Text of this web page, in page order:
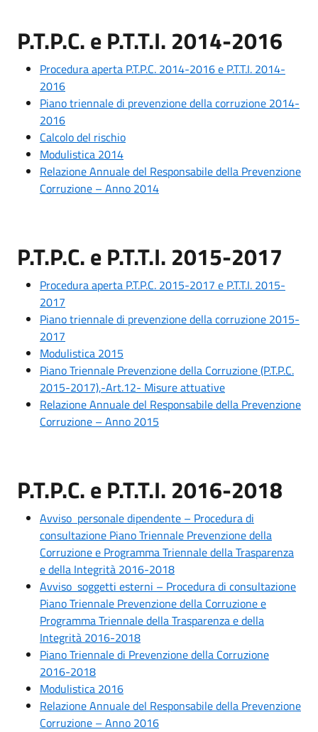
P.T.P.C. e P.T.T.I. 2014-2016
Procedura aperta P.T.P.C. 2014-2016 e P.T.T.I. 2014-
2016
Piano triennale di prevenzione della corruzione 2014-
2016
Calcolo del rischio
Modulistica 2014
Relazione Annuale del Responsabile della Prevenzione
Corruzione – Anno 2014
P.T.P.C. e P.T.T.I. 2015-2017
Procedura aperta P.T.P.C. 2015-2017 e P.T.T.I. 2015-
2017
Piano triennale di prevenzione della corruzione 2015-
2017
Modulistica 2015
Piano Triennale Prevenzione della Corruzione (P.T.P.C.
2015-2017),-Art.12- Misure attuative
Relazione Annuale del Responsabile della Prevenzione
Corruzione – Anno 2015
P.T.P.C. e P.T.T.I. 2016-2018
Avviso personale dipendente – Procedura di
consultazione Piano Triennale Prevenzione della
Corruzione e Programma Triennale della Trasparenza
e della Integrità 2016-2018
Avviso soggetti esterni – Procedura di consultazione
Piano Triennale Prevenzione della Corruzione e
Programma Triennale della Trasparenza e della
Integrità 2016-2018
Piano Triennale di Prevenzione della Corruzione
2016-2018
Modulistica 2016
Relazione Annuale del Responsabile della Prevenzione
Corruzione – Anno 2016